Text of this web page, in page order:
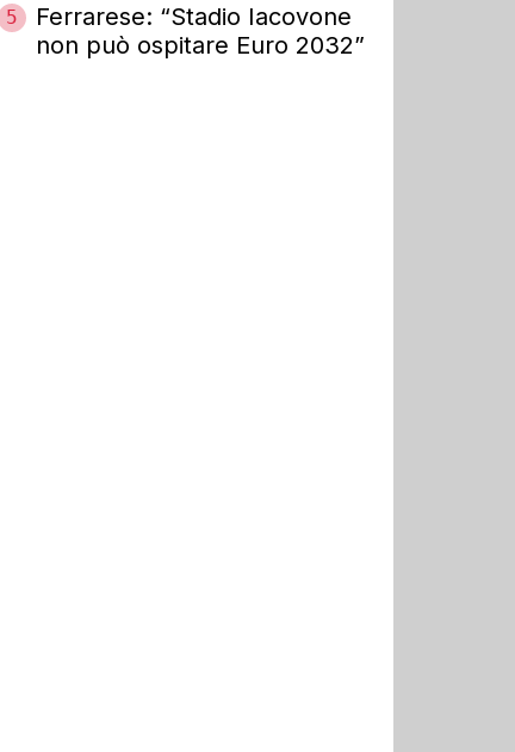
5
Ferrarese: “Stadio Iacovone
non può ospitare Euro 2032”